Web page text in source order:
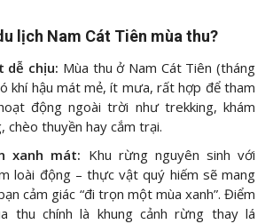
lịch Nam Cát Tiên mùa thu?
dễ chịu: Mùa thu ở Nam Cát Tiên (tháng
khí hậu mát mẻ, ít mưa, rất hợp để tham
động ngoài trời như trekking, khám
chèo thuyền hay cắm trại.
xanh mát: Khu rừng nguyên sinh với
loài động – thực vật quý hiếm sẽ mang
cảm giác “đi trọn một mùa xanh”. Điểm
thu chính là khung cảnh rừng thay lá